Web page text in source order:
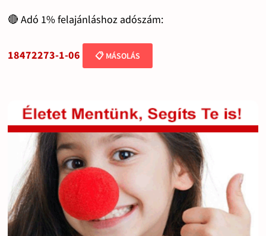
🔴 Adó 1% felajánláshoz adószám:
18472273-1-06 📋 MÁSOLÁS